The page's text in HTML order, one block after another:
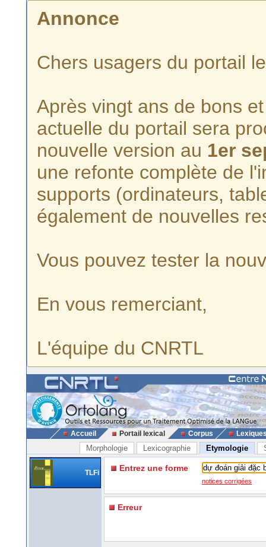
Annonce
Chers usagers du portail
Après vingt ans de bons
actuelle du portail sera
nouvelle version au 1er
une refonte complète de
supports (ordinateurs,
également de nouvelles
Vous pouvez tester la
En vous remerciant,
L'équipe du CNRTL
Accueil Portail lexical Corpus
Morphologie Lexicographie Etymologie
TLFi Entrez une forme
notices corrigées
Erreur